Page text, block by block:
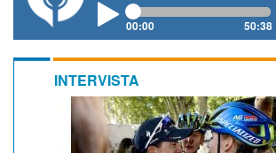
00:00 50:38
INTERVISTA